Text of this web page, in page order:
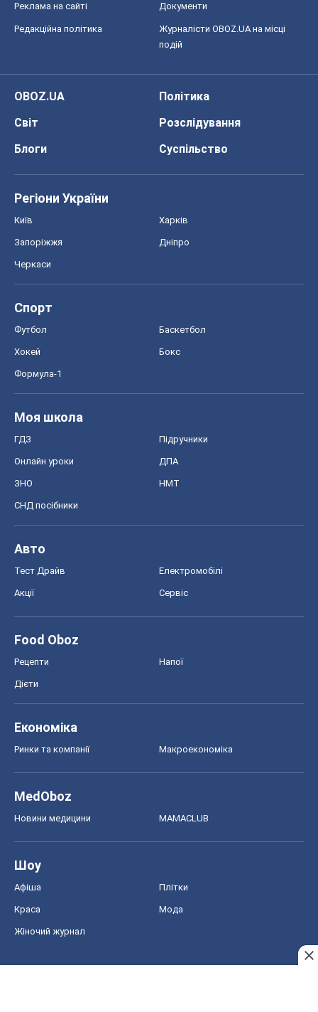
Реклама на сайті Документи
Редакційна політика
Журналісти OBOZ.UA на місці
подій
OBOZ.UA
Політика
Світ
Розслідування
Блоги
Суспільство
Регіони України
Київ Харків
Запоріжжя Дніпро
Черкаси
Спорт
Футбол Баскетбол
Хокей Бокс
Формула-1
Моя школа
ГДЗ Підручники
Онлайн уроки ДПА
ЗНО НМТ
СНД посібники
Авто
Тест Драйв Електромобілі
Акції Сервіс
Food Oboz
Рецепти Напої
Дієти
Економіка
Ринки та компанії Макроекономіка
MedOboz
Новини медицини MAMACLUB
Шоу
Афіша Плітки
Краса Мода
Жіночий журнал